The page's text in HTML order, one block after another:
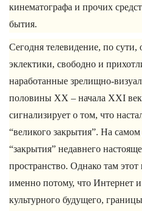
кинематографа и прочих
бытия.
Сегодня телевидение, по
эклектики, свободно и
наработанные зрелищно-
половины ХХ – начала XXI
сигнализирует о том, что
“великого закрытия”. На
“закрытия” недавнего
пространство. Однако там
именно потому, что Интернет
культурного будущего,